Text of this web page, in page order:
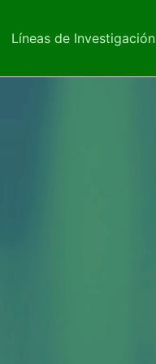
Líneas de Investigación